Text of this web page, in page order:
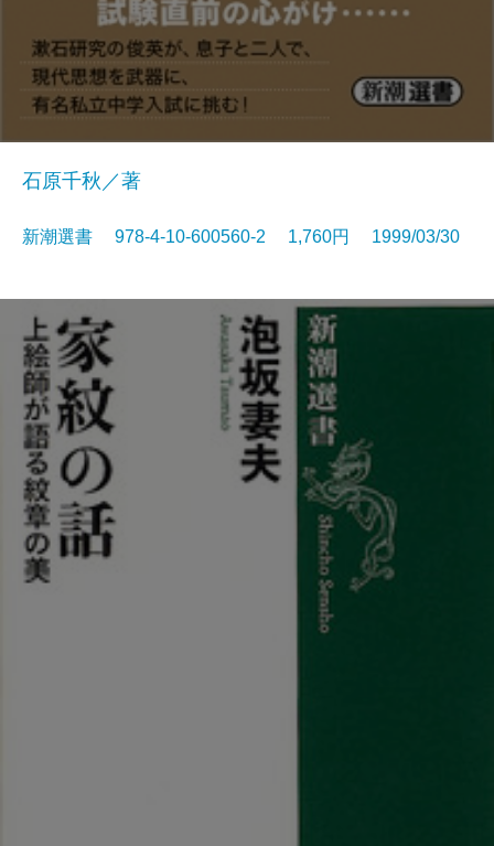
石原千秋／著
新潮選書 978-4-10-600560-2 1,760円 1999/03/30